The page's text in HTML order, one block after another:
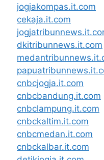
jogjakompas.it.com
cekaja.it.com
dkitribunnews.it.com
cnbcjogja.it.com
cnbcbandung.it.com
cnbclampung.it.com
cnbckaltim.it.com
cnbcmedan.it.com
cnbckalbar.it.com